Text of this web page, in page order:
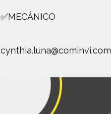
✅MECÁNICO
cynthia.luna@cominvi.com